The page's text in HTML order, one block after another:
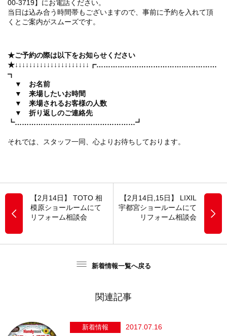
00-3719】にお電話ください。
当日は込み合う時間帯もございますので、事前に予約を入れて頂
くとご案内がスムーズです。
★ご予約の際は以下をお知らせください
★↓↓↓↓↓↓↓↓↓↓↓↓↓↓↓↓↓↓↓↓↓ ┏……………………………………………
┓
▼ お名前
▼ 来場したいお時間
▼ 来場されるお客様の人数
▼ 折り返しのご連絡先
┗……………………………………………┛
それでは、スタッフ一同、心よりお待ちしております。
【2月14日】 TOTO 相
模原ショールームにて
リフォーム相談会
【2月14日,15日】 LIXIL
宇都宮ショールームにて
リフォーム相談会
新着情報一覧へ戻る
関連記事
新着情報 2017.07.16